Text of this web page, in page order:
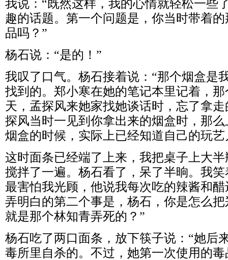
我说：“既然这样，我的心情就轻松一些
趣的话题。第一个问题是，你当时带着
品吗？”
杨石说：“是的！”
我叹了口气。杨石接着说：“那个烟盒是
找到的。郑小寒在她的笔记本里记着，
天，孟探风来她家找她谈话时，忘了拿
探风当时一见到你拿出来的烟盒时，那
烟盒的时候，实际上已经知道自己的玩艺
这时面条已经端了上来，我把桌子上大
搅拌了一遍。杨石看了，呆了半晌。我
最害怕我光顾，他说我每次吃的辣酱和
弄明白的第二个事是，杨石，你是怎么
就是那个林知青弄死的？”
杨石吃了两口面条，放下筷子说：“她后
毒所里自杀的。不过，她第一次使用的